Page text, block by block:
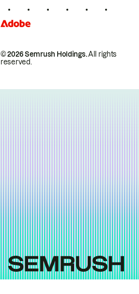
© 2026 Semrush Holdings.All rights
reserved.